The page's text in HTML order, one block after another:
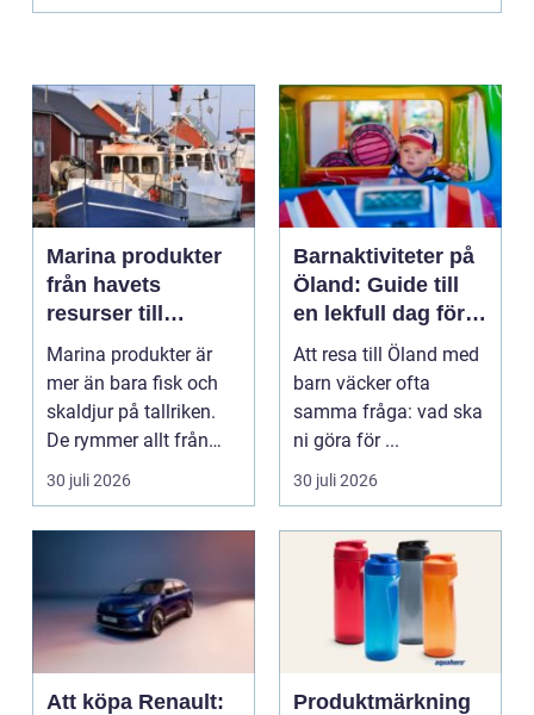
Marina produkter
från havets
resurser till
hållbara
upplevelser
Marina produkter är
mer än bara fisk och
skaldjur på tallriken.
De rymmer allt från
mat och hälsa ti...
30 juli 2026
Barnaktiviteter på
Öland: Guide till
en lekfull dag för
hela familjen
Att resa till Öland med
barn väcker ofta
samma fråga: vad ska
ni göra för ...
30 juli 2026
Att köpa Renault:
Produktmärkning